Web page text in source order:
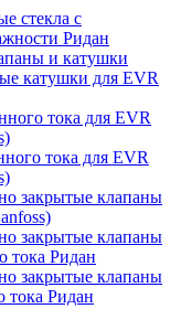
стекла с
Ридан
и катушки
катушки для EVR
тока для EVR
тока для EVR
закрытые клапаны
закрытые клапаны
тока Ридан
закрытые клапаны
тока Ридан